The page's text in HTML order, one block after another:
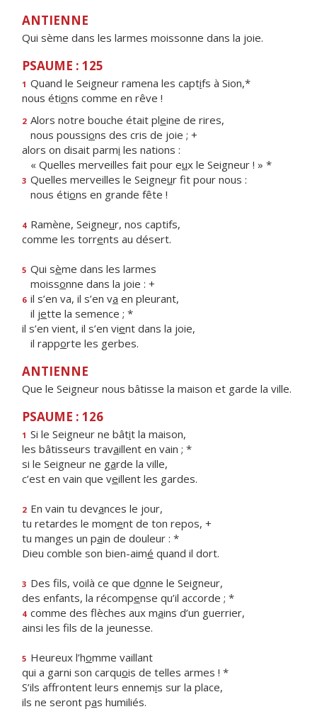
ANTIENNE
Qui sème dans les larmes moissonne dans la joie.
PSAUME : 125
1 Quand le Seigneur ramena les captifs à Sion,*
nous étions comme en rêve !
2 Alors notre bouche était pleine de rires,
nous poussions des cris de joie ; +
alors on disait parmi les nations :
« Quelles merveilles fait pour eux le Seigneur ! » *
3 Quelles merveilles le Seigneur fit pour nous :
nous étions en grande fête !
4 Ramène, Seigneur, nos captifs,
comme les torrents au désert.
5 Qui sème dans les larmes
moissonne dans la joie : +
6 il s’en va, il s’en va en pleurant,
il jette la semence ; *
il s’en vient, il s’en vient dans la joie,
il rapporte les gerbes.
ANTIENNE
Que le Seigneur nous bâtisse la maison et garde la ville.
PSAUME : 126
1 Si le Seigneur ne bâtit la maison,
les bâtisseurs travaillent en vain ; *
si le Seigneur ne garde la ville,
c’est en vain que veillent les gardes.
2 En vain tu devances le jour,
tu retardes le moment de ton repos, +
tu manges un pain de douleur : *
Dieu comble son bien-aimé quand il dort.
3 Des fils, voilà ce que donne le Seigneur,
des enfants, la récompense qu’il accorde ; *
4 comme des flèches aux mains d’un guerrier,
ainsi les fls de la jeunesse.
5 Heureux l’homme vaillant
qui a garni son carquois de telles armes ! *
S’ils affrontent leurs ennemis sur la place,
ils ne seront pas humiliés.